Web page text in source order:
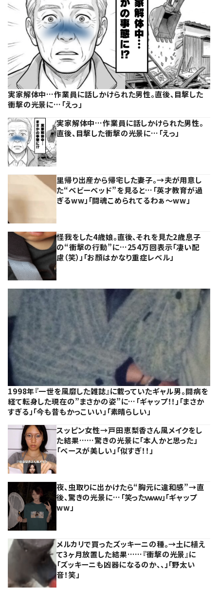
実家解体中…作業員に話しかけられた男性。直後、目撃した
衝撃の光景に…「えっ」
実家解体中…作業員に話しかけられた男性。
直後、目撃した衝撃の光景に…「えっ」
里帰り出産から帰宅した妻子。→夫が用意し
た“ベビーベッド”を見ると…「英才教育が過
ぎるww」「闘魂こめられてるわぁ～ww」
怪我をした4歳娘。直後、それを見た2歳息子
の“衝撃の行動”に…254万回表示「凄い配
慮（笑）」「お顔はかなり重症レベル」
1998年『一世を風靡した雑誌』に載っていたギャル男。闘病を
経て転身した現在の”まさかの姿”に…「ギャップ！！」「まさか
すぎる」「今も昔もかっこいい」「素晴らしい」
スッピン女性→戸田恵梨香さん風メイクをし
た結果……驚きの光景に「本人かと思った」
「ベースが美しい」「似すぎ！！」
夜、虫取りに出かけたら“胸元に違和感”→直
後、驚きの光景に…「笑ったｗｗｗ」「ギャップ
ww」
メルカリで買ったズッキーニの種。→土に植え
て3ヶ月放置した結果……『衝撃の光景』に
「ズッキーニも凶器になるのか、、」「野太い
音！笑」